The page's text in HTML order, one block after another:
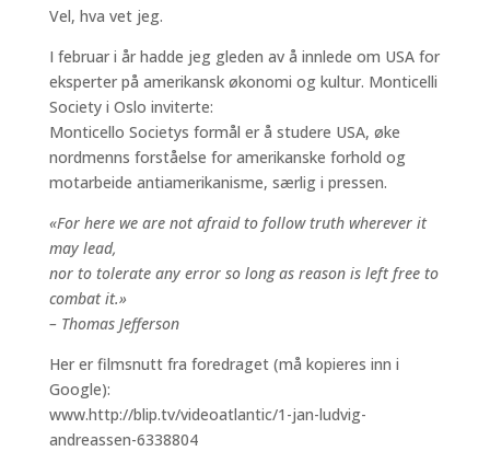
Vel, hva vet jeg.
I februar i år hadde jeg gleden av å innlede om USA for
eksperter på amerikansk økonomi og kultur. Monticelli
Society i Oslo inviterte:
Monticello Societys formål er å studere USA, øke
nordmenns forståelse for amerikanske forhold og
motarbeide antiamerikanisme, særlig i pressen.
«For here we are not afraid to follow truth wherever it
may lead,
nor to tolerate any error so long as reason is left free to
combat it.»
– Thomas Jefferson
Her er filmsnutt fra foredraget (må kopieres inn i
Google):
www.http://blip.tv/videoatlantic/1-jan-ludvig-
andreassen-6338804